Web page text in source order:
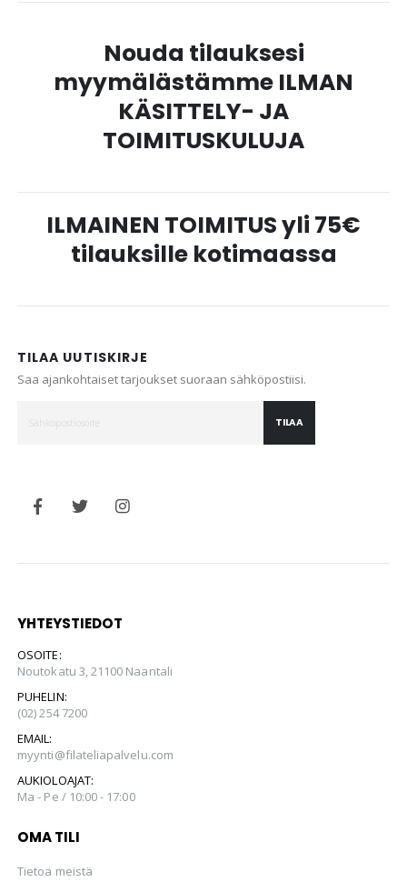
Nouda tilauksesi
myymälästämme ILMAN
KÄSITTELY- JA
TOIMITUSKULUJA
ILMAINEN TOIMITUS yli 75€
tilauksille kotimaassa
TILAA UUTISKIRJE
Saa ajankohtaiset tarjoukset suoraan sähköpostiisi.
TILAA
YHTEYSTIEDOT
OSOITE:
Noutokatu 3, 21100 Naantali
PUHELIN:
(02) 254 7200
EMAIL:
myynti@filateliapalvelu.com
AUKIOLOAJAT:
Ma - Pe / 10:00 - 17:00
OMA TILI
Tietoa meistä